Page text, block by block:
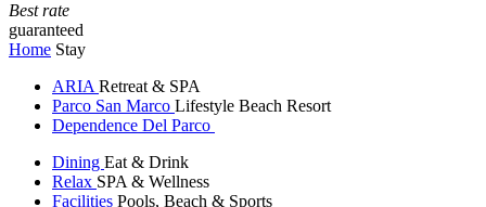
Best rate
guaranteed
Home Stay
ARIA Retreat & SPA
Parco San Marco Lifestyle Beach Resort
Dependence Del Parco
Dining Eat & Drink
Relax SPA & Wellness
Facilities Pools, Beach & Sports